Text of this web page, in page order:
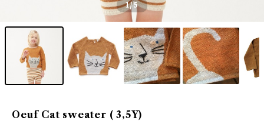
1/5
Oeuf Cat sweater ( 3,5Y)